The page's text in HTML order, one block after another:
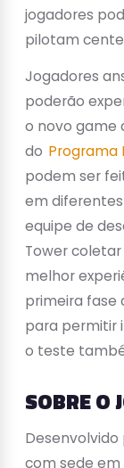
jogadores
pilotam
Jogadores
poderão
o novo game
do Programa
podem ser
em
equipe de
Tower
melhor
primeira fase
para permitir
o teste
SOBRE O
Desenvolvido
com sede em